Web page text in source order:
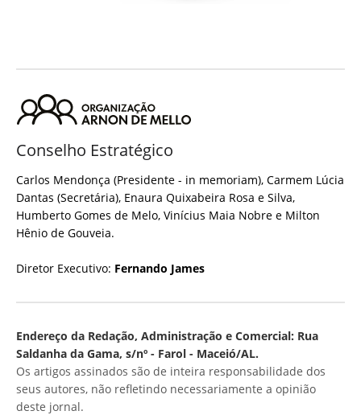
Conselho Estratégico
Carlos Mendonça (Presidente - in memoriam), Carmem Lúcia
Dantas (Secretária), Enaura Quixabeira Rosa e Silva,
Humberto Gomes de Melo, Vinícius Maia Nobre e Milton
Hênio de Gouveia.
Diretor Executivo: Fernando James
Endereço da Redação, Administração e Comercial: Rua
Saldanha da Gama, s/nº - Farol - Maceió/AL.
Os artigos assinados são de inteira responsabilidade dos
seus autores, não refletindo necessariamente a opinião
deste jornal.